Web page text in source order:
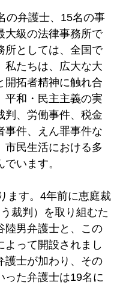
の弁護士、15名の事
大級の法律事務所で
所としては、全国で
私たちは、広大な大
開拓者精神に触れ合
平和・民主主義の実
判、労働事件、税金
事件、えん罪事件な
市民生活における多
います。
ます。4年前に恵庭裁
裁判）を取り組むた
陸男弁護士と、この
よって開設されまし
護士が加わり、その
った弁護士は19名に